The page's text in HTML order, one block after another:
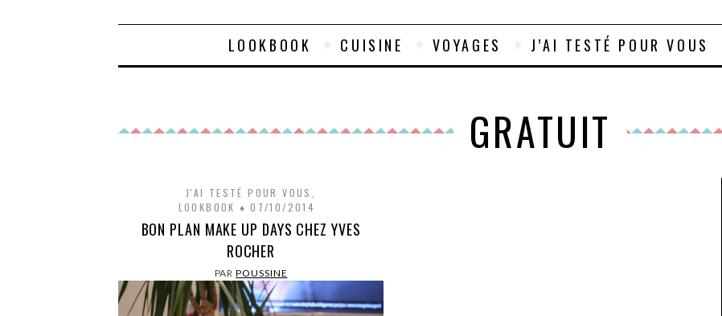
LOOKBOOK CUISINE VOYAGES J’AI TESTÉ POUR VOUS
GRATUIT
J'AI TESTÉ POUR VOUS
LOOKBOOK
07/10/2014
BON PLAN MAKE UP DAYS CHEZ YVES
ROCHER
PARPOUSSINE